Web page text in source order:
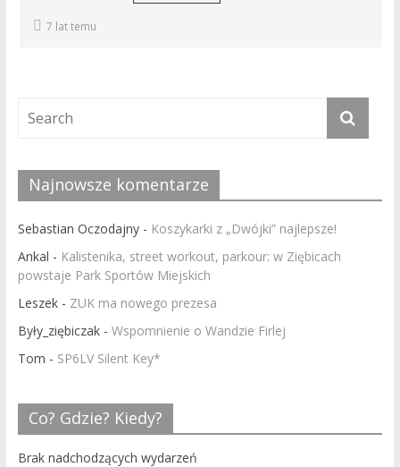
7 lat temu
Najnowsze komentarze
Sebastian Oczodajny- Koszykarki z „Dwójki” najlepsze!
Ankal - Kalistenika, street workout, parkour: w Ziębicach
powstaje Park Sportów Miejskich
Leszek- ZUK ma nowego prezesa
Były_ziębiczak- Wspomnienie o Wandzie Firlej
Tom - SP6LV Silent Key*
Co? Gdzie? Kiedy?
Brak nadchodzących wydarzeń